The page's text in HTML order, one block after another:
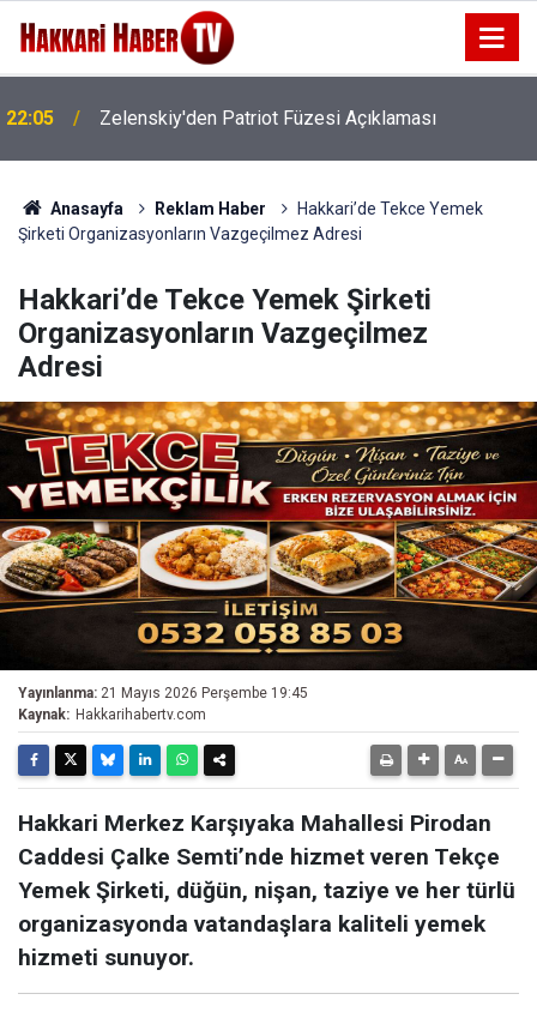
Zelenskiy'den Patriot Füzesi Açıklaması
22:01 Bakan Gürlek: Suç Örgütlerine Geçit Yok
Anasayfa Reklam Haber
Hakkari’de Tekce Yemek
Şirketi Organizasyonların Vazgeçilmez Adresi
Hakkari’de Tekce Yemek Şirketi
Organizasyonların Vazgeçilmez
Adresi
Yayınlanma: 21 Mayıs 2026 Perşembe 19:45
Kaynak: Hakkarihabertv.com
Hakkari Merkez Karşıyaka Mahallesi Pirodan
Caddesi Çalke Semti’nde hizmet veren Tekçe
Yemek Şirketi, düğün, nişan, taziye ve her türlü
organizasyonda vatandaşlara kaliteli yemek
hizmeti sunuyor.